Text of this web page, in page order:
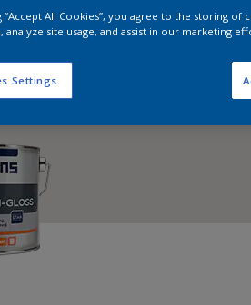
“Accept All Cookies”, you agree to the storing
analyze site usage, and assist in our marketing
Settings